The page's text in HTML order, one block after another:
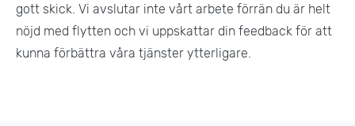
gott skick. Vi avslutar inte vårt arbete förrän du är helt
nöjd med flytten och vi uppskattar din feedback för att
kunna förbättra våra tjänster ytterligare​.